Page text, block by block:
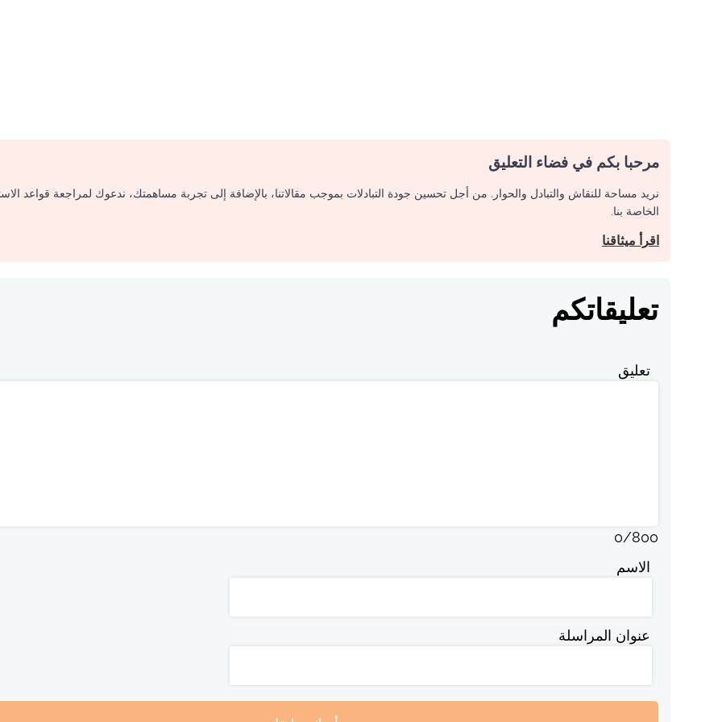
مرحبا بكم في فضاء التعليق
نريد مساحة للنقاش والتبادل والحوار. من أجل تحسين جودة التبادلات بموجب مقالاتنا، بالإضافة إلى تجربة مساهمتك، ندعوك لمراجعة قواعد
الخاصة بنا.
اقرأ ميثاقنا
تعليقاتكم
تعليق
0/800
الاسم
عنوان المراسلة